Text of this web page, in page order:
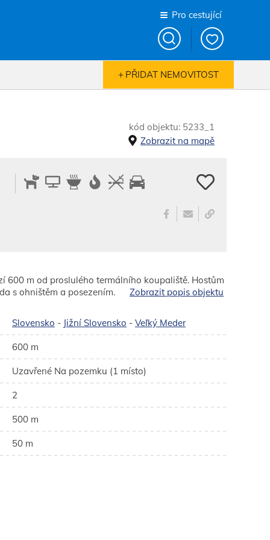
kód objektu: 5233_1
Zobrazit na mapě
600 m od proslulého termálního koupaliště. Hostům
s ohništěm a posezením.
Zobrazit popis objektu
Slovensko - Jižní Slovensko - Veľký Meder
600 m
Uzavřené Na pozemku (1 místo)
2
500 m
50 m
Pro cestující
PŘIDAT NEMOVITOST